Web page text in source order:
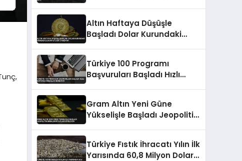
Altın Haftaya Düşüşle
Başladı Dolar Kurundaki
Türkiye 100 Programı
Başvuruları Başladı Hızlı
Gram Altın Yeni Güne
Yükselişle Başladı Jeopolitik
Türkiye Fıstık İhracatı Yılın İlk
Yarısında 60,8 Milyon Dolara